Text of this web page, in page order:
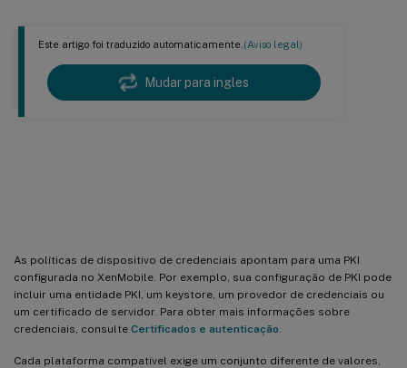
Este artigo foi traduzido automaticamente.(Aviso legal)
Mudar para ingles
As políticas de dispositivo de credenciais apontam para uma PKI
configurada no XenMobile. Por exemplo, sua configuração de PKI pode
incluir uma entidade PKI, um keystore, um provedor de credenciais ou
um certificado de servidor. Para obter mais informações sobre
credenciais, consulte Certificados e autenticação
Cada plataforma compatível exige um conjunto diferente de valores,